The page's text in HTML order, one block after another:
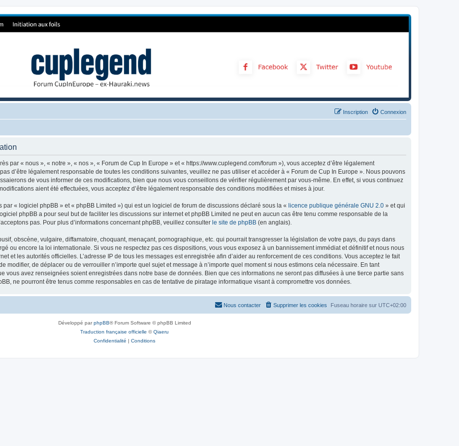
Connexion
Inscription
par « nous », « notre », « nos », « Forum de Cup In Europe » et « https://www.cuplegend.com/forum »), vous acceptez d’être légalement
d’être légalement responsable de toutes les conditions suivantes, veuillez ne pas utiliser et accéder à « Forum de Cup In Europe ». Nous pouvons
de vous informer de ces modifications, bien que nous vous conseillons de vérifier régulièrement par vous-même. En effet, si vous continuez
aient été effectuées, vous acceptez d’être légalement responsable des conditions modifiées et mises à jour.
« logiciel phpBB » et « phpBB Limited ») qui est un logiciel de forum de discussions déclaré sous la « licence publique générale GNU 2.0 » et qui
phpBB a pour seul but de faciliter les discussions sur internet et phpBB Limited ne peut en aucun cas être tenu comme responsable de la
pas. Pour plus d’informations concernant phpBB, veuillez consulter le site de phpBB (en anglais).
obscène, vulgaire, diffamatoire, choquant, menaçant, pornographique, etc. qui pourrait transgresser la législation de votre pays, du pays dans
ou encore la loi internationale. Si vous ne respectez pas ces dispositions, vous vous exposez à un bannissement immédiat et définitif et nous nous
et les autorités officielles. L’adresse IP de tous les messages est enregistrée afin d’aider au renforcement de ces conditions. Vous acceptez le fait
modifier, de déplacer ou de verrouiller n’importe quel sujet et message à n’importe quel moment si nous estimons cela nécessaire. En tant
vous avez renseignées soient enregistrées dans notre base de données. Bien que ces informations ne seront pas diffusées à une tierce partie sans
ne pourront être tenus comme responsables en cas de tentative de piratage informatique visant à compromettre vos données.
Fuseau horaire sur UTC+02:00
Supprimer les cookies
Nous contacter
Développé parphpBB® Forum Software © phpBB Limited
Traduction française officielle ©Qiaeru
Confidentialité | Conditions